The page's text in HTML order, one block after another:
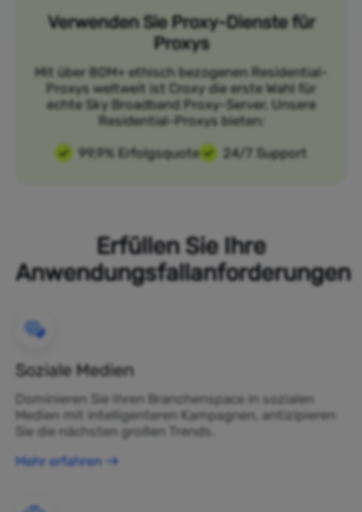
Verwenden Sie Proxy-Dienste für
Proxys
Mit über 80M+ ethisch bezogenen Residential-
Proxys weltweit ist Croxy die erste Wahl für
echte Sky Broadband Proxy-Server. Unsere
Residential-Proxys bieten:
99,9% Erfolgsquote
24/7 Support
Erfüllen Sie Ihre
Anwendungsfallanforderungen
Soziale Medien
Dominieren Sie Ihren Branchenspace in sozialen
Medien mit intelligenteren Kampagnen, antizipieren
Sie die nächsten großen Trends.
Mehr erfahren